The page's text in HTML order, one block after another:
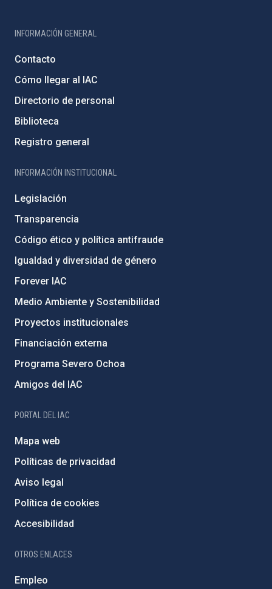
INFORMACIÓN GENERAL
Contacto
Cómo llegar al IAC
Directorio de personal
Biblioteca
Registro general
INFORMACIÓN INSTITUCIONAL
Legislación
Transparencia
Código ético y política antifraude
Igualdad y diversidad de género
Forever IAC
Medio Ambiente y Sostenibilidad
Proyectos institucionales
Financiación externa
Programa Severo Ochoa
Amigos del IAC
PORTAL DEL IAC
Mapa web
Políticas de privacidad
Aviso legal
Política de cookies
Accesibilidad
OTROS ENLACES
Empleo